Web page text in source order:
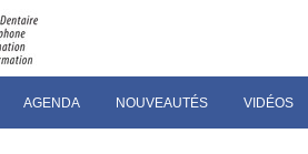
AGENDA NOUVEAUTÉS VIDÉOS